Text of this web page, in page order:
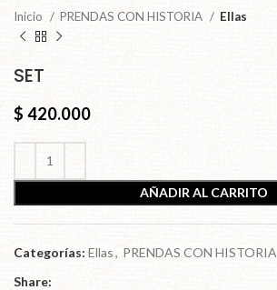
Inicio PRENDAS CON HISTORIA Ellas
SET
$ 420.000
AÑADIR AL CARRITO
Categorías: Ellas, PRENDAS CON HISTORIA
Share: